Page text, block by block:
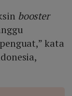
booster
kata